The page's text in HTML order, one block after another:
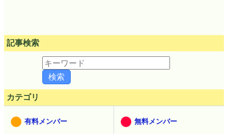
記事検索
カテゴリ
有料メンバー 無料メンバー